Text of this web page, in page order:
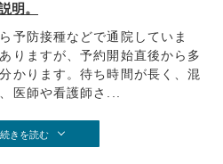
明。
予防接種などで通院していま
りますが、予約開始直後から多
かります。待ち時間が長く、混
医師や看護師さ...
続きを読む